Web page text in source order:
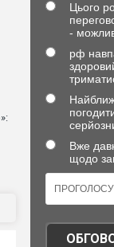
Цього
-
рф
Вже
щодо